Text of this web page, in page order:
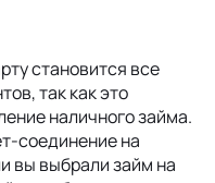
становится все
так как это
наличного займа.
соединение на
вы выбрали займ на